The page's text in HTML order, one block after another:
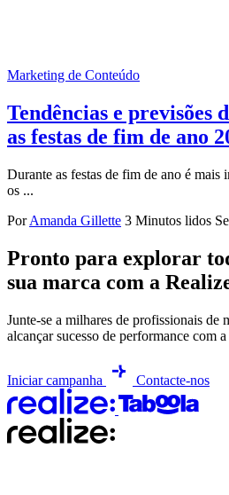
Marketing de Conteúdo
Tendências e previsões
as festas de fim de ano
Durante as festas de fim de ano é mais
os ...
Por Amanda Gillette 3 Minutos lidos
Pronto para explorar
sua marca com a
Junte-se a milhares de profissionais de
alcançar sucesso de performance com
Iniciar campanha Contacte-nos